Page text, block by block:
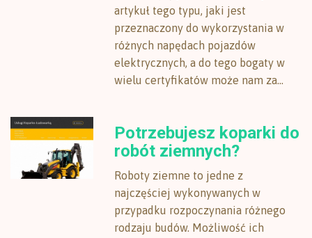
artykuł tego typu, jaki jest
przeznaczony do wykorzystania w
różnych napędach pojazdów
elektrycznych, a do tego bogaty w
wielu certyfikatów może nam za...
Potrzebujesz koparki do
robót ziemnych?
Roboty ziemne to jedne z
najczęściej wykonywanych w
przypadku rozpoczynania różnego
rodzaju budów. Możliwość ich